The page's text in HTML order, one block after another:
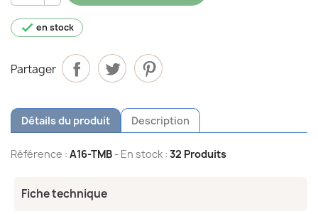
 en stock
Partager
Détails du produit Description
Référence : A16-TMB - En stock : 32 Produits
Fiche technique